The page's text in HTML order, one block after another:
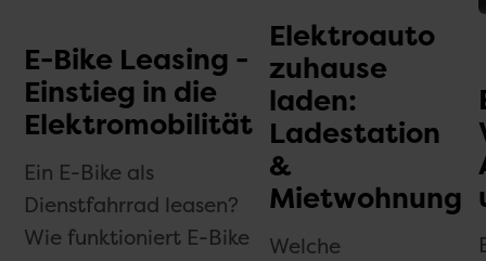
E-Bike Leasing -
Einstieg in die
Elektromobilität
Ein E-Bike als
Dienstfahrrad leasen?
Wie funktioniert E-Bike
Elektroauto
zuhause
laden:
Ladestation
&
Mietwohnung
Welche